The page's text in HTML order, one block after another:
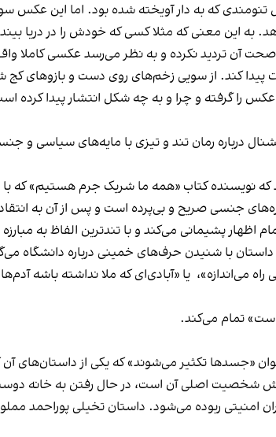
که به دار آویخته شده بود. اما این عکس
این معنی که مثلا کسی که خودش را در دریا
آن تردید نکرده و به نظر می‌رسد عکسی کاملا
کند. از سویی زخم‌های روی دست و بازوهای کج
را گرفته و چرا و به چه شکل انتشار پیدا کرده
درباره رمان تند و تیزی با مایه‌های سیاسی و
داستانی عشقی با اشاره‌های جنسی صریح و بی‌پرده است و پس
اظهار پشیمانی می‌کند و با تندترین الفاظ به
با شنیدن حرف‌های خمینی درباره دانشگاه
می‌اندازه»، یا «آبادی‌ای که ملا نداشته باشه
است» تمام می‌کند.
«جسدها تکثیر می‌شوند» که یکی از داستان‌های
شخصیت اصلی آن است، در حال رفتن به خانه
ربوده می‌شود. داستان تخیلی پوراحمد